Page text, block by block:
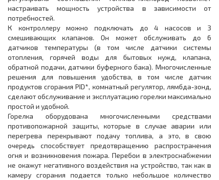
настраивать мощность устройства в зависимости от
потребностей.
К контроллеру можно подключать до 4 насосов и 3
смешивающих клапанов. Он может обслуживать до 6
датчиков температуры (в том числе датчики системы
отопления, горячей воды для бытовых нужд, клапана,
обратной подачи, датчики буферного бака). Многочисленные
решения для повышения удобства, в том числе датчик
продуктов сгорания PID*, комнатный регулятор, лямбда-зонд,
сделают обслуживание и эксплуатацию горелки максимально
простой и удобной.
Горелка оборудована многочисленными средствами
противопожарной защиты, которые в случае аварии или
перегрева перекрывают подачу топлива, а это, в свою
очередь способствует предотвращению распространения
огня и возникновения пожара. Перебои в электроснабжении
не окажут негативного воздействия на устройство, так как в
камеру сгорания подается только небольшое количество